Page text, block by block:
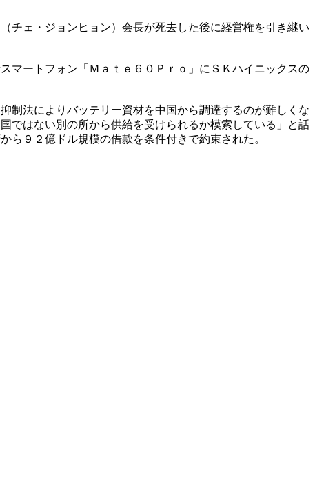
チェ・ジョンヒョン）会長が死去した後に経営権を引き継い
マートフォン「Ｍａｔｅ６０Ｐｒｏ」にＳＫハイニックスの
制法によりバッテリー資材を中国から調達するのが難しくな
ではない別の所から供給を受けられるか模索している」と話
ら９２億ドル規模の借款を条件付きで約束された。